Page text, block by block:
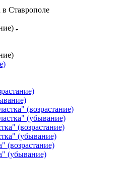
в Ставрополе
(возрастание)
(убывание)
(возрастание)
(убывание)
(возрастание)
(убывание)